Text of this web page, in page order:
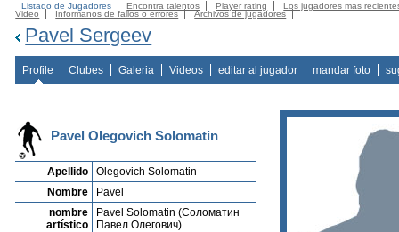
Listado de Jugadores Encontra talentos Player rating
Los jugadores mas
Video
Informanos de fallos o errores Archivos de jugadores
Pavel Sergeev
Profile Clubes Galeria Videos editar al jugador mandar foto
Pavel Olegovich Solomatin
Apellido
Olegovich Solomatin
Nombre
Pavel
nombre
artístico
Pavel Solomatin (Соломатин
Павел Олегович)